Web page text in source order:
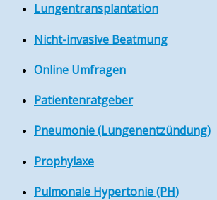
Lungentransplantation
Nicht-invasive Beatmung
Online Umfragen
Patientenratgeber
Pneumonie (Lungenentzündung)
Prophylaxe
Pulmonale Hypertonie (PH)